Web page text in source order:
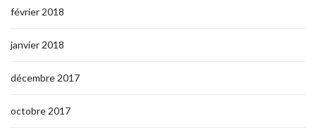
février 2018
janvier 2018
décembre 2017
octobre 2017